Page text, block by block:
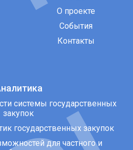
О проекте
События
Контакты
системы государственных
закупок
государственных закупок
для частного и